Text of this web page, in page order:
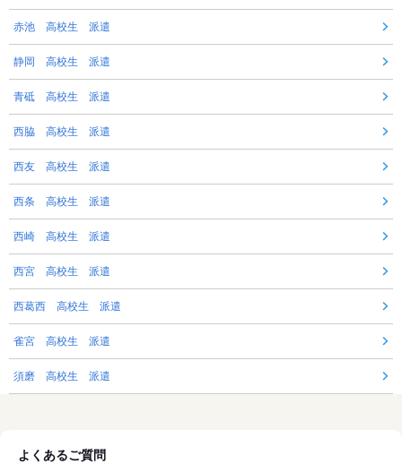
赤池 高校生 派遣
静岡 高校生 派遣
青砥 高校生 派遣
西脇 高校生 派遣
西友 高校生 派遣
西条 高校生 派遣
西崎 高校生 派遣
西宮 高校生 派遣
西葛西 高校生 派遣
雀宮 高校生 派遣
須磨 高校生 派遣
よくあるご質問